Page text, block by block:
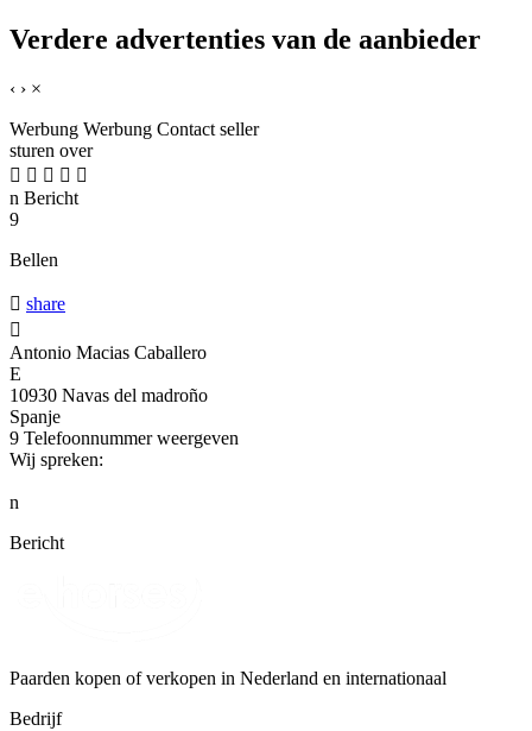
Verdere advertenties van de aanbieder
‹ › ×
Werbung Werbung Contact seller
sturen over
    
n Bericht
9
Bellen
 share

Antonio Macias Caballero
E
10930 Navas del madroño
Spanje
9 Telefoonnummer weergeven
Wij spreken:
n
Bericht
Paarden kopen of verkopen in Nederland en internationaal
Bedrijf